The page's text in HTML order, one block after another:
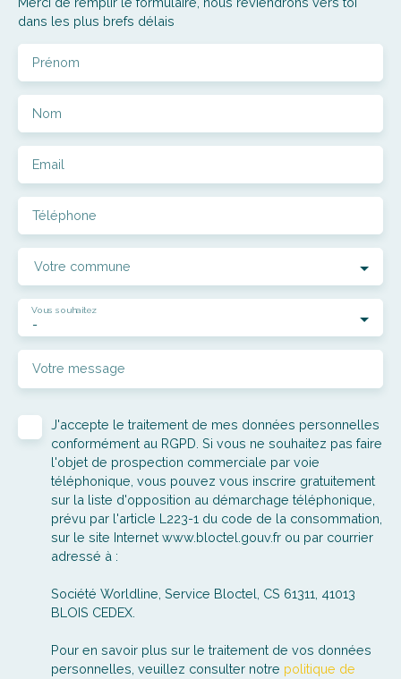
dans les plus brefs délais
Prénom
Nom
Email
Téléphone
Votre commune
-
Vous souhaitez
Votre message
J'accepte le traitement de mes données personnelles
conformément au RGPD. Si vous ne souhaitez pas faire
l'objet de prospection commerciale par voie
téléphonique, vous pouvez vous inscrire gratuitement
sur la liste d'opposition au démarchage téléphonique,
prévu par l'article L223-1 du code de la consommation,
sur le site Internet www.bloctel.gouv.fr ou par courrier
adressé à :
Société Worldline, Service Bloctel, CS 61311, 41013
BLOIS CEDEX.
Pour en savoir plus sur le traitement de vos données
personnelles, veuillez consulter notre politique de